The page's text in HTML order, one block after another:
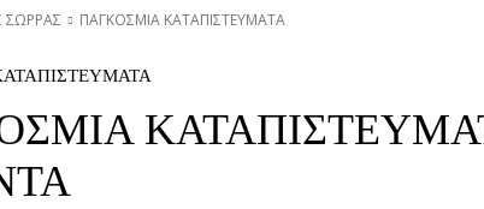
ΣΩΡΡΑΣ ΠΑΓΚΟΣΜΙΑ ΚΑΤΑΠΙΣΤΕΥΜΑΤΑ